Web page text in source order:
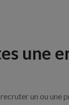
une
un ou une